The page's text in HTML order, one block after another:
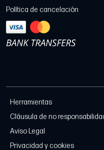
Política de cancelación
Herramientas
Cláusula de no
Aviso Legal
Privacidad y cookies